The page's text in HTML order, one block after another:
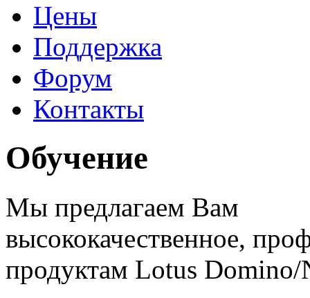
Цены
Поддержка
Форум
Контакты
Обучение
Мы предлагаем Вам
высококачественное,
продуктам Lotus